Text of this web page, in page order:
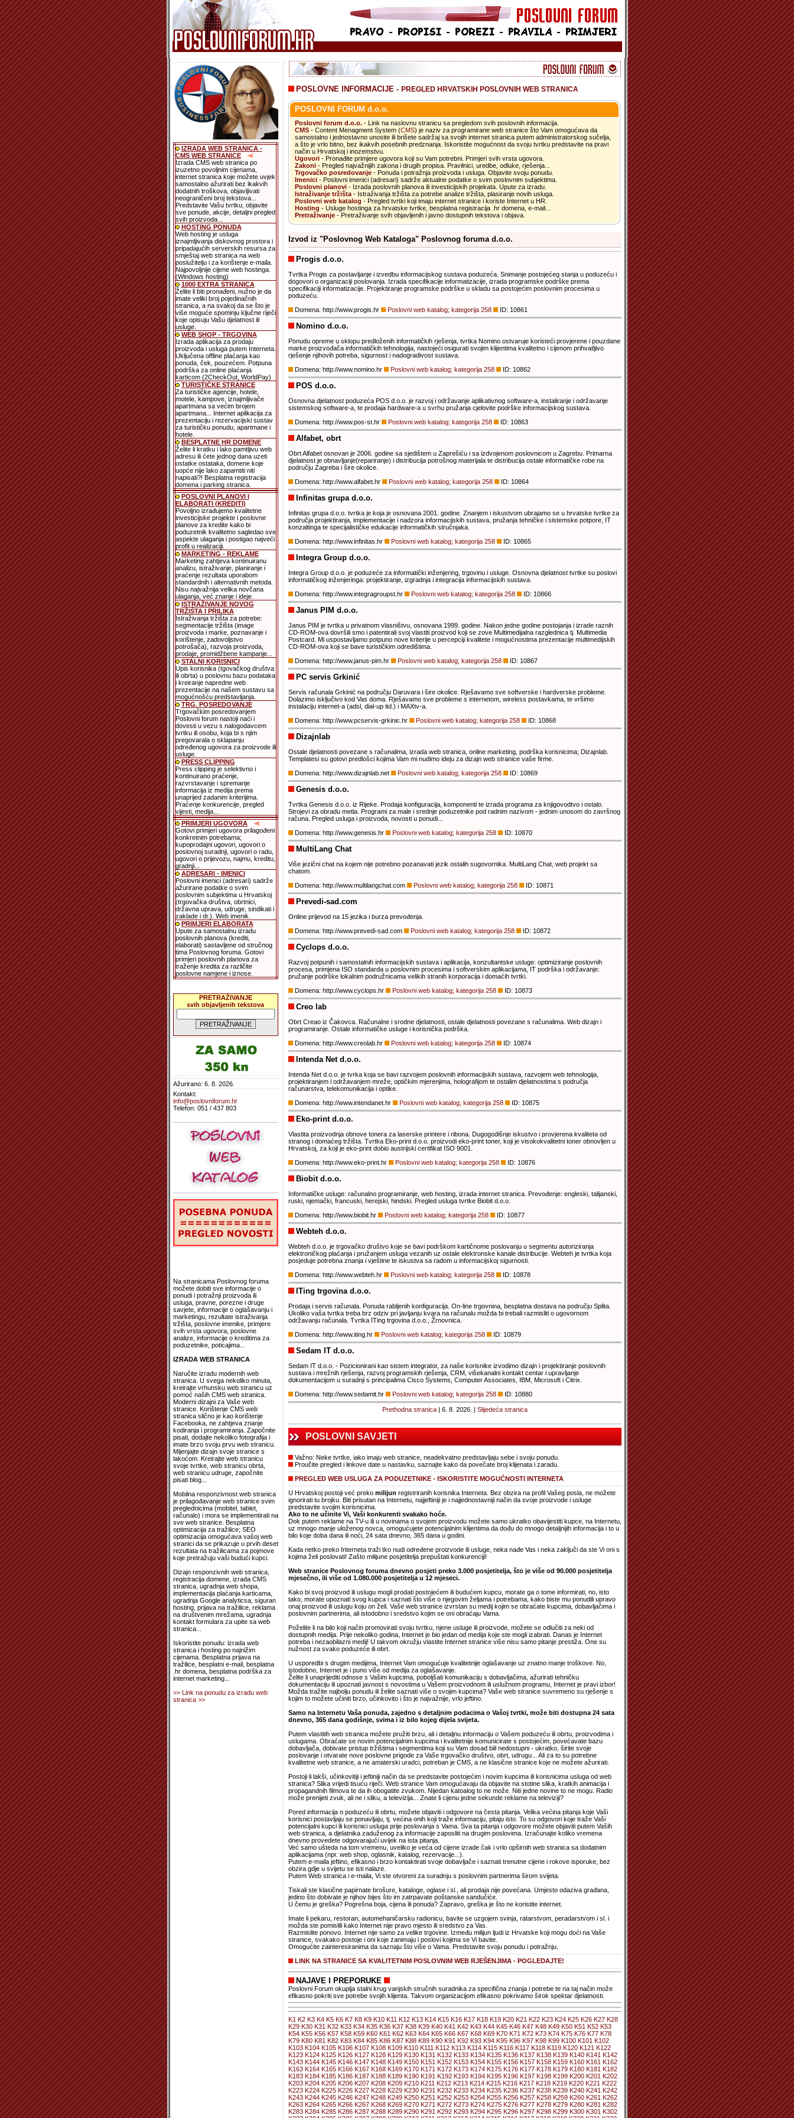
IZRADA WEB STRANICA -
CMS WEB STRANICE
Izrada CMS web stranica po
izuzetno povoljnim cijenama,
internet stranica koje možete uvjek
samostalno ažurirati bez ikakvih
dodatnih troškova, objavljivati
neograničeni broj tekstova...
Predstavite Vašu tvrtku, objavite
sve ponude, akcije, detaljni pregled
svih proizvoda...
HOSTING PONUDA
Web hosting je usluga
iznajmljivanja diskovnog prostora i
pripadajućih serverskih resursa za
smještaj web stranica na web
poslužitelju i za korištenje e-maila.
Najpovoljnije cijene web hostinga.
(Windows hosting)
1000 EXTRA STRANICA
Želite li biti pronađeni, nužno je da
imate veliki broj pojedinačnih
stranica, a na svakoj da se što je
više moguće spominju ključne riječi
koje opisuju Vašu djelatnost ili
usluge.
WEB SHOP - TRGOVINA
Izrada aplikacija za prodaju
proizvoda i usluga putem Interneta.
Uključena offline plaćanja kao
ponuda, ček, pouzećem. Potpuna
podrška za online plaćanja
karticom (2CheckOut, WorldPay)
TURISTIČKE STRANICE
Za turističke agencije, hotele,
motele, kampove, iznajmljivače
apartmana sa većim brojem
apartmana... Internet aplikacija za
prezentaciju i rezervacijski sustav
za turističku ponudu, apartmane i
hotele.
BESPLATNE HR DOMENE
Želite li kratku i lako pamtljivu web
adresu ili ćete jednog dana uzeti
ostatke ostataka, domene koje
uopće nije lako zapamtiti niti
napisati?! Besplatna registracija
domena i parking stranica.
POSLOVNI PLANOVI I
ELABORATI (KREDITI)
Povoljno izrađujemo kvalitetne
investicijske projekte i poslovne
planove za kredite kako bi
poduzetnik kvalitetno sagledao sve
aspekte ulaganja i postigao najveći
profit u realizaciji.
MARKETING - REKLAME
Marketing zahtjeva kontinuiranu
analizu, istraživanje, planiranje i
praćenje rezultata uporabom
standardnih i alternativnih metoda.
Nisu najvažnija velika novčana
ulaganja, već znanje i ideje.
ISTRAŽIVANJE NOVOG
TRŽIŠTA I PRILIKA
Istraživanja tržišta za potrebe:
segmentacije tržišta (image
proizvoda i marke, poznavanje i
korištenje, zadovoljstvo
potrošača), razvoja proizvoda,
prodaje, promidžbene kampanje...
STALNI KORISNICI
Upis korisnika (tgovačkog društva
ili obrta) u poslovnu bazu podataka
i kreiranje napredne web
prezentacije na našem sustavu sa
mogućnošću predstavljanja.
TRG. POSREDOVANJE
Trgovačkim posredovanjem
Poslovni forum nastoji naći i
dovesti u vezu s nalogodavcem
tvrtku ili osobu, koja bi s njim
pregovarala o sklapanju
određenog ugovora za proizvode ili
usluge.
PRESS CLIPPING
Press clipping je selektivno i
kontinuirano praćenje,
razvrstavanje i spremanje
informacija iz medija prema
unaprijed zadanim kriterijima.
Praćenje konkurencije, pregled
vijesti, medija...
PRIMJERI UGOVORA
Gotovi primjeri ugovora prilagođeni
konkretnim potrebama;
kupoprodajni ugovori, ugovori o
poslovnoj suradnji, ugovori o radu,
ugovori o prijevozu, najmu, kreditu,
gradnji...
ADRESARI - IMENICI
Poslovni imenici (adresari) sadrže
ažurirane podatke o svim
poslovnim subjektima u Hrvatskoj
(trgovačka društva, obrtnici,
državna uprava, udruge, sindikati i
zaklade i dr.). Web imenik.
PRIMJERI ELABORATA
Upute za samostalnu izradu
poslovnih planova (krediti,
elaborati) sastavljene od stručnog
tima Poslovnog foruma. Gotovi
primjeri poslovnih planova za
traženje kredita za različite
poslovne namjene i iznose.
PRETRAŽIVANJE
svih objavljenih tekstova
Ažurirano: 6. 8. 2026.
Kontakt:
info@poslovniforum.hr
Telefon: 051 / 437 803
Na stranicama Poslovnog foruma
možete dobiti sve informacije o
ponudi i potražnji proizvoda ili
usluga, pravne, porezne i druge
savjete, informacije o oglašavanju i
marketingu, rezultate istraživanja
tržišta, poslovne imenike, primjere
svih vrsta ugovora, poslovne
analize, informacije o kreditima za
poduzetnike, poticajima...
IZRADA WEB STRANICA
Naručite izradu modernih web
stranica. U svega nekoliko minuta,
kreirajte vrhunsku web stranicu uz
pomoć naših CMS web stranica.
Moderni dizajni za Vaše web
stranice. Korištenje CMS web
stranica slično je kao korištenje
Facebooka, ne zahtjeva znanje
kodiranja i programiranja. Započnite
pisati, dodajte nekoliko fotografija i
imate brzo svoju prvu web stranicu.
Mijenjajte dizajn svoje stranice s
lakoćom. Kreirajte web stranicu
svoje tvrtke, web stranicu obrta,
web stranicu udruge, započnite
pisati blog...
Mobilna responzivnost web stranica
je prilagođavanje web stranice svim
preglednicima (mobitel, tablet,
računalo) i mora se implementirati na
sve web stranice. Besplatna
optimizacija za tražilice; SEO
optimizacija omogućava vašoj web
stranici da se prikazuje u prvih deset
rezultata na tražilicama za pojmove
koje pretražuju vaši budući kupci.
Dizajn responzivnih web stranica,
registracija domene, izrada CMS
stranica, ugradnja web shopa,
implementacija plaćanja karticama,
ugradnja Google analyticsa, siguran
hosting, prijava na tražilice, reklama
na društvenim mrežama, ugradnja
kontakt formulara za upite sa web
stranica...
Iskoristite ponudu: izrada web
stranica i hosting po najnižim
cijenama. Besplatna prijava na
tražilice, besplatni e-mail, besplatna
.hr domena, besplatna podrška za
internet marketing...
>> Link na ponudu za izradu web
stranica >>
POSLOVNE INFORMACIJE - PREGLED HRVATSKIH POSLOVNIH WEB STRANICA
POSLOVNI FORUM d.o.o.
Poslovni forum d.o.o.- Link na naslovnu stranicu sa pregledom svih poslovnih informacija.
CMS- Content Menagment System (CMS) je naziv za programirane web stranice što Vam omogućava da
samostalno i jednostavno unosite ili brišete sadržaj sa svojih internet stranica putem administratorskog sučelja,
a što je vrlo bitno, bez ikakvih posebnih predznanja. Iskoristite mogućnost da svoju tvrtku predstavite na pravi
način u Hrvatskoj i inozemstvu.
Ugovori- Pronađite primjere ugovora koji su Vam potrebni. Primjeri svih vrsta ugovora.
Zakoni- Pregled najvažnijih zakona i drugih propisa. Pravilnici, uredbe, odluke, rješenja...
Trgovačko posredovanje- Ponuda i potražnja proizvoda i usluga. Objavite svoju ponudu.
Imenici- Poslovni imenici (adresari) sadrže aktualne podatke o svim poslovnim subjektima.
Poslovni planovi- Izrada poslovnih planova ili investicijskih projekata. Upute za izradu.
Istraživanje tržišta- Istraživanja tržišta za potrebe analize tržišta, plasiranje novih usluga.
Poslovni web katalog - Pregled tvrtki koji imaju internet stranice i koriste Internet u HR.
Hosting - Usluge hostinga za hrvatske tvrtke, besplatna registracija .hr domena, e-mail...
Pretraživanje- Pretraživanje svih objavljenih i javno dostupnih tekstova i objava.
Izvod iz "Poslovnog Web Kataloga" Poslovnog foruma d.o.o.
Progis d.o.o.
Tvrtka Progis za postavljanje i izvedbu informacijskog sustava poduzeća. Snimanje postojećeg stanja u poduzeću i
dogovori o organizaciji poslovanja. Izrada specifikacije informatizacije, izrada programske podrške prema
specifikaciji informatizacije. Projektiranje programske podrške u skladu sa postojećim poslovnim procesima u
poduzeću.
Domena: http://www.progis.hr
Poslovni web katalog; kategorija 258 ID: 10861
Nomino d.o.o.
Ponudu opreme u sklopu predloženih informatičkih rješenja, tvrtka Nomino ostvaruje koristeći provjerene i pouzdane
marke proizvođača informatičkih tehnologija, nastojeći osigurati svojim klijentima kvalitetno i cijenom prihvatljivo
rješenje njihovih potreba, sigurnost i nadogradivost sustava.
Domena: http://www.nomino.hr
Poslovni web katalog; kategorija 258 ID: 10862
POS d.o.o.
Osnovna djelatnost poduzeća POS d.o.o. je razvoj i održavanje aplikativnog software-a, instaliranje i održavanje
sistemskog software-a, te prodaja hardware-a u svrhu pružanja cjelovite podrške informacijskog sustava.
Domena: http://www.pos-st.hr
Poslovni web katalog; kategorija 258 ID: 10863
Alfabet, obrt
Obrt Alfabet osnovan je 2006. godine sa sjedištem u Zaprešiću i sa izdvojenom poslovnicom u Zagrebu. Primarna
djelatnost je obnavljanje(repariranje) i distribucija potrošnog materijala te distribucija ostale informatičke robe na
području Zagreba i šire okolice.
Domena: http://www.alfabet.hr
Poslovni web katalog; kategorija 258 ID: 10864
Infinitas grupa d.o.o.
Infinitas grupa d.o.o. tvrtka je koja je osnovana 2001. godine. Znanjem i iskustvom ubrajamo se u hrvatske tvrtke za
područja projektiranja, implementacije i nadzora informacijskih sustava, pružanja tehničke i sistemske potpore, IT
konzaltinga te specijalističke edukacije informatičkih stručnjaka.
Domena: http://www.infinitas.hr
Poslovni web katalog; kategorija 258 ID: 10865
Integra Group d.o.o.
Integra Group d.o.o. je poduzeće za informatički inženjering, trgovinu i usluge. Osnovna djelatnost tvrtke su poslovi
informatičkog inženjeringa: projektiranje, izgradnja i integracija informacijskih sustava.
Domena: http://www.integragroupst.hr
Poslovni web katalog; kategorija 258 ID: 10866
Janus PIM d.o.o.
Janus PIM je tvrtka u privatnom vlasništvu, osnovana 1999. godine. Nakon jedne godine postojanja i izrade raznih
CD-ROM-ova dovršili smo i patentirali svoj vlastiti proizvod koji se zove Multimedijalna razglednica tj. Multimedia
Postcard. Mi uspostavljamo potpuno nove kriterije u percepciji kvalitete i mogućnostima prezentacije multimedijskih
CD-ROM-ova koji se bave turističkim odredištima.
Domena: http://www.janus-pim.hr
Poslovni web katalog; kategorija 258 ID: 10867
PC servis Grkinić
Servis računala Grkinić na području Daruvara i šire okolice. Rješavamo sve softverske i hardverske probleme.
Dolazimo isključivo kod Vas doma. Rješavamo sve probleme s internetom, wireless postavkama, te vršimo
instalaciju internet-a (adsl, dial-up itd.) i MAXtv-a.
Domena: http://www.pcservis-grkinic.hr
Poslovni web katalog; kategorija 258 ID: 10868
Dizajnlab
Ostale djelatnosti povezane s računalima, izrada web stranica, online marketing, podrška korisnicima; Dizajnlab.
Templatesi su gotovi predlošci kojima Vam mi nudimo ideju za dizajn web stranice vaše firme.
Domena: http://www.dizajnlab.net
Poslovni web katalog; kategorija 258 ID: 10869
Genesis d.o.o.
Tvrtka Genesis d.o.o. iz Rijeke. Prodaja konfiguracija, komponenti te izrada programa za knjigovodtvo i ostalo.
Strojevi za obradu metla. Programi za male i srednje poduzetnike pod radnim nazivom - jednim unosom do završnog
računa. Pregled usluga i proizvoda, novosti u ponudi...
Domena: http://www.genesis.hr
Poslovni web katalog; kategorija 258 ID: 10870
MultiLang Chat
Više jezični chat na kojem nije potrebno pozanavati jezik ostalih sugovornika. MultiLang Chat, web projekt sa
chatom.
Domena: http://www.multilangchat.com
Poslovni web katalog; kategorija 258 ID: 10871
Prevedi-sad.com
Online prijevod na 15 jezika i burza prevođenja.
Domena: http://www.prevedi-sad.com
Poslovni web katalog; kategorija 258 ID: 10872
Cyclops d.o.o.
Razvoj potpunih i samostalnih informacijskih sustava i aplikacija, konzultantske usluge: optimiziranje poslovnih
procesa, primjena ISO standarda u poslovnim procesima i softverskim aplikacijama, IT podrška i održavanje:
pružanje podrške lokalnim podružnicama velikih stranih korporacija i domaćih tvrtki.
Domena: http://www.cyclops.hr
Poslovni web katalog; kategorija 258 ID: 10873
Creo lab
Obrt Creao iz Čakovca. Računalne i srodne djelatnosti, ostale djelatnosti povezane s računalima. Web dizajn i
programiranje. Ostale informatičke usluge i korisnička podrška.
Domena: http://www.creolab.hr
Poslovni web katalog; kategorija 258 ID: 10874
Intenda Net d.o.o.
Intenda Net d.o.o. je tvrka koja se bavi razvojem poslovnih informacijskih sustava, razvojem web tehnologija,
projektiranjem i održavanjem mreže, optičkim mjerenjima, holografijom te ostalim djelatnostima s područja
računarstva, telekomunikacija i optike.
Domena: http://www.intendanet.hr
Poslovni web katalog; kategorija 258 ID: 10875
Eko-print d.o.o.
Vlastita proizvodnja obnove tonera za laserske printere i ribona. Dugogodišnje iskustvo i provjerena kvaliteta od
stranog i domaćeg tržišta. Tvrtka Eko-print d.o.o. proizvodi eko-print toner, koji je visokokvalitetni toner obnovljen u
Hrvatskoj, za koji je eko-print dobio austrijski certifikat ISO 9001.
Domena: http://www.eko-print.hr
Poslovni web katalog; kategorija 258 ID: 10876
Biobit d.o.o.
Informatičke usluge: računalno programiranje, web hosting, izrada internet stranica. Prevođenje: engleski, talijanski,
ruski, njemački, francuski, herejski, hindski. Pregled usluga tvrtke Biobit d.o.o.
Domena: http://www.biobit.hr
Poslovni web katalog; kategorija 258 ID: 10877
Webteh d.o.o.
Webteh d.o.o. je trgovačko društvo koje se bavi podrškom kartičnome poslovanju u segmentu autoriziranja
elektroničkog plaćanja i pružanjem usluga vezanih uz ostale elektronske kanale distribucije. Webteh je tvrtka koja
posjeduje potrebna znanja i vještine te iskustva sa radom u informacijskoj sigurnosti.
Domena: http://www.webteh.hr
Poslovni web katalog; kategorija 258 ID: 10878
ITing trgovina d.o.o.
Prodaja i servis računala. Ponuda rabljenih konfiguracija. On-line trgovnina, besplatna dostava na području Splita.
Ukoliko vaša tvrtka treba brz odziv pri javljanju kvara na računalu možda bi trebali razmisliti o ugovornom
održavanju računala. Tvrtka ITing trgovina d.o.o., Žrnovnica.
Domena: http://www.iting.hr
Poslovni web katalog; kategorija 258 ID: 10879
Sedam IT d.o.o.
Sedam IT d.o.o. - Pozicionirani kao sistem integrator, za naše korisnike izvodimo dizajn i projektiranje poslovnih
sustava i mrežnih rješenja, razvoj programskih rješenja, CRM, višekanalni kontakt centar i upravljanje
dokumentacijom u suradnji s principalima Cisco Systems, Computer Associates, IBM, Microsoft i Citrix.
Domena: http://www.sedamit.hr
Poslovni web katalog; kategorija 258 ID: 10880
Prethodna stranica| 6. 8. 2026. | Slijedeća stranica
POSLOVNI SAVJETI
Važno: Neke tvrtke, iako imaju web stranice, neadekvatno predstavljaju sebe i svoju ponudu.
Proučite pregled i linkove date u nastavku, saznajte kako da povečate broj klijenata i zaradu.
PREGLED WEB USLUGA ZA PODUZETNIKE - ISKORISTITE MOGUĆNOSTI INTERNETA
U Hrvatskoj postoji već preko milijun registriranih korisnika Interneta. Bez obzira na profil Vašeg posla, ne možete
ignorirati tu brojku. Biti prisutan na Internetu, najjeftiniji je i najjednostavniji način da svoje proizvode i usluge
predstavite svojim korisnicima.
Ako to ne učinite Vi, Vaši konkurenti svakako hoće.
Dok putem reklame na TV-u ili u novinama o svojem proizvodu možete samo ukratko obavijestiti kupce, na Internetu,
uz mnogo manje uloženog novca, omogućujete potencijalnim klijentima da dođu do mnogo detaljnijih informacija i to u
bilo koje doba dana ili noći, 24 sata dnevno, 365 dana u godini.
Kada netko preko Interneta traži tko nudi određene proizvode ili usluge, neka nađe Vas i neka zaključi da ste Vi oni s
kojima želi poslovati! Zašto milijune posjetitelja prepuštati konkurenciji!
Web stranice Poslovnog foruma dnevno posjeti preko 3.000 posjetitelja, što je više od 90.000 posjetitelja
mjesečno, ili više od 1.080.000 posjetitelja u 12 mjeseci.
Kako bi svoj proizvod ili uslugu mogli prodati postojećem ili budućem kupcu, morate ga o tome informirati, no, isto
tako, morate upoznati svog kupca i saznati što više o njegovim željama i potrebama, kako biste mu ponudili upravo
onaj proizvod ili uslugu koju on želi. Vaše web stranice izvrstan su medij kojim se obraćate kupcima, dobavljačima i
poslovnim partnerima, ali istodobno i sredstvo kojim se oni obraćaju Vama.
Poželite li na bilo koji način promovirati svoju tvrtku, njene usluge ili proizvode, možete se odlučiti za neki od
dostupnih medija. Prije nekoliko godina, Internet je bio jedan od medija koje ste mogli izabrati. Danas je Internet
potreba i nezaobilazni medij! U takvom okružju vlastite Internet stranice više nisu samo pitanje prestiža. One su
nužnost za svako poduzeće ili obrt.
U usporedbi s drugim medijima, Internet Vam omogućuje kvalitetnije oglašavanje uz znatno manje troškove. No,
istodobno, Internet je i puno više od medija za oglašavanje.
Želite li unaprijediti odnose s Vašim kupcima, poboljšati komunikaciju s dobavljačima, ažurirati tehničku
dokumentaciju ili upoznati javnost s novostima u Vašem proizvodnom ili uslužnom programu, Internet je pravi izbor!
Možda tražite najbolju ponudu ili želite saznati više o svojim kupcima? Vaše web stranice suvremeno su rješenje s
kojim to možete učiniti brzo, učinkovito i što je najvažnije, vrlo jeftino.
Samo na Internetu Vaša ponuda, zajedno s detaljnim podacima o Vašoj tvrtki, može biti dostupna 24 sata
dnevno, 365 dana godišnje, svima i iz bilo kojeg dijela svijeta.
Putem vlastitih web stranica možete pružiti brzu, ali i detaljnu informaciju o Vašem poduzeću ili obrtu, proizvodima i
uslugama. Obraćate se novim potencijalnim kupcima i kvalitetnije komunicirate s postojećim, povećavate bazu
dobavljača, dobivate pristup tržištima i segmentima koji su Vam dosad bili nedostupni - ukratko, širite svoje
poslovanje i otvarate nove poslovne prigode za Vaše trgovačko društvo, obrt, udrugu... Ali za to su potrebne
kvalitetne web stranice, a ne amaterski uradci, potreban je CMS, a ne klasične stranice koje ne možete ažurirati.
Postoji li lakši, učinkovitiji i jeftiniji način da se predstavite postojećim i novim kupcima ili korisnicima usluga od web
stranica? Slika vrijedi tisuću riječi. Web stranice Vam omogućavaju da objavite na stotine slika, kratkih animacija i
propagandnih filmova te da ih obogatite zvukom. Nijedan katoalog to ne može. Niti jedne novine to ne mogu. Radio
može prenijeti zvuk, ali ne i sliku, a televizija... Znate li cijenu jedne sekunde reklame na televiziji?
Pored informacija o poduzeću ili obrtu, možete objaviti i odgovore na česta pitanja. Velika većina pitanja koje Vaši
korisnici postavljaju se ponavljaju, tj. većina onih koji traže informaciju, pitaju isto. To su odgovori koje traže Vaši
potencijalni kupci ili korisnici usluga prije poslovanja s Vama. Sva ta pitanja i odgovore možete objaviti putem Vaših
web stranica, a djelatnika zaduženog za informacije zaposliti na drugim poslovima. Izračunajte koliko vremena
dnevno provedete odgovarajući uvijek na ista pitanja.
Već samo ušteda na tom vremenu, uveliko je veća od cijene izrade čak i vrlo opširnih web stranica sa dodatnim
aplikacijama (npr. web shop, oglasnik, katalog, rezervacije...).
Putem e-maila jeftino, efikasno i brzo kontaktirati svoje dobavljače i saznati trenutne cijene i rokove isporuke, bez
obzira gdje u svijetu se isti nalaze.
Putem Web stranica i e-maila, Vi ste otvoreni za suradnju s poslovnim partnerima širom svijeta.
Tiskali ste klasične papirnate brošure, kataloge, oglase i sl., ali prodaja nije povećana. Umjesto odaziva građana,
jedino što dobivate je njihov bijes što im zatrpavate poštanske sandučiće.
U čemu je greška? Pogrešna boja, cijena ili ponuda? Zapravo, greška je što ne koristite internet.
Imate li pekaru, restoran, automehaničarsku radionicu, bavite se uzgojem svinja, ratarstvom, peradarstvom i sl. i
možda ste pomislili kako Internet nije pravo mjesto ili sredstvo za Vas.
Razmislite ponovo. Internet nije samo za velike trgovine. Između milijun ljudi iz Hrvatske koji mogu doći na Vaše
stranice, svakako postoje i oni koje zanimaju i poslovi kojima se Vi bavite.
Omogućite zainteresiranima da saznaju što više o Vama. Predstavite svoju ponudu i potražnju.
LINK NA STRANICE SA KVALITETNIM POSLOVNIM WEB RJEŠENJIMA - POGLEDAJTE!
NAJAVE I PREPORUKE
Poslovni Forum okuplja stalni krug vanjskih stručnih suradnika za specifična znanja i potrebe te na taj način može
efikasno pokriti sve potrebe svojih klijenta. Takvom organizacijom efikasno pokrivamo širok spektar djelatnosti.
K1 K2 K3 K4 K5 K6 K7 K8 K9 K10 K11 K12 K13 K14 K15 K16 K17 K18 K19 K20 K21 K22 K23 K24 K25 K26 K27 K28
K29 K30 K31 K32 K33 K34 K35 K36 K37 K38 K39 K40 K41 K42 K43 K44 K45 K46 K47 K48 K49 K50 K51 K52 K53
K54 K55 K56 K57 K58 K59 K60 K61 K62 K63 K64 K65 K66 K67 K68 K69 K70 K71 K72 K73 K74 K75 K76 K77 K78
K79 K80 K81 K82 K83 K84 K85 K86 K87 K88 K89 K90 K91 K92 K93 K94 K95 K96 K97 K98 K99 K100 K101 K102
K103 K104 K105 K106 K107 K108 K109 K110 K111 K112 K113 K114 K115 K116 K117 K118 K119 K120 K121 K122
K123 K124 K125 K126 K127 K128 K129 K130 K131 K132 K133 K134 K135 K136 K137 K138 K139 K140 K141 K142
K143 K144 K145 K146 K147 K148 K149 K150 K151 K152 K153 K154 K155 K156 K157 K158 K159 K160 K161 K162
K163 K164 K165 K166 K167 K168 K169 K170 K171 K172 K173 K174 K175 K176 K177 K178 K179 K180 K181 K182
K183 K184 K185 K186 K187 K188 K189 K190 K191 K192 K193 K194 K195 K196 K197 K198 K199 K200 K201 K202
K203 K204 K205 K206 K207 K208 K209 K210 K211 K212 K213 K214 K215 K216 K217 K218 K219 K220 K221 K222
K223 K224 K225 K226 K227 K228 K229 K230 K231 K232 K233 K234 K235 K236 K237 K238 K239 K240 K241 K242
K243 K244 K245 K246 K247 K248 K249 K250 K251 K252 K253 K254 K255 K256 K257 K258 K259 K260 K261 K262
K263 K264 K265 K266 K267 K268 K269 K270 K271 K272 K273 K274 K275 K276 K277 K278 K279 K280 K281 K282
K283 K284 K285 K286 K287 K288 K289 K290 K291 K292 K293 K294 K295 K296 K297 K298 K299 K300 K301 K302